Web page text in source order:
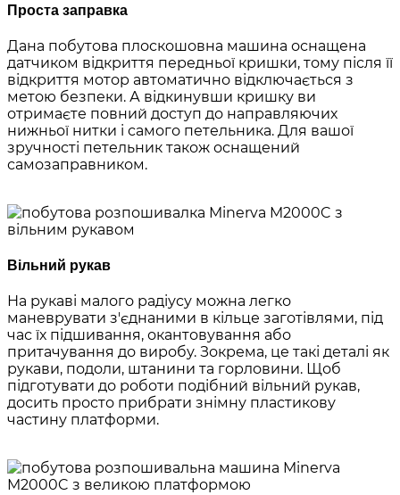
Проста заправка
Дана побутова плоскошовна машина оснащена
датчиком відкриття передньої кришки, тому після її
відкриття мотор автоматично відключається з
метою безпеки. А відкинувши кришку ви
отримаєте повний доступ до направляючих
нижньої нитки і самого петельника. Для вашої
зручності петельник також оснащений
самозаправником.
Вільний рукав
На рукаві малого радіусу можна легко
маневрувати з'єднаними в кільце заготівлями, під
час їх підшивання, окантовування або
притачування до виробу. Зокрема, це такі деталі як
рукави, подоли, штанини та горловини. Щоб
підготувати до роботи подібний вільний рукав,
досить просто прибрати знімну пластикову
частину платформи.